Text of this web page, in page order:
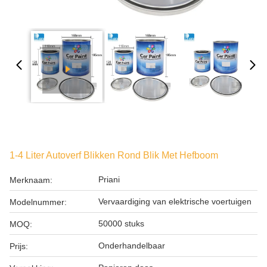
1-4 Liter Autoverf Blikken Rond Blik Met Hefboom
Merknaam: Priani
Modelnummer: Vervaardiging van elektrische voertuigen
MOQ: 50000 stuks
Prijs: Onderhandelbaar